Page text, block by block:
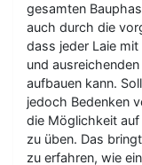
gesamten
auch durch die
dass jeder Laie
und
aufbauen kann.
jedoch Bedenken
die Möglichkeit auf
zu üben. Das
zu erfahren, wie